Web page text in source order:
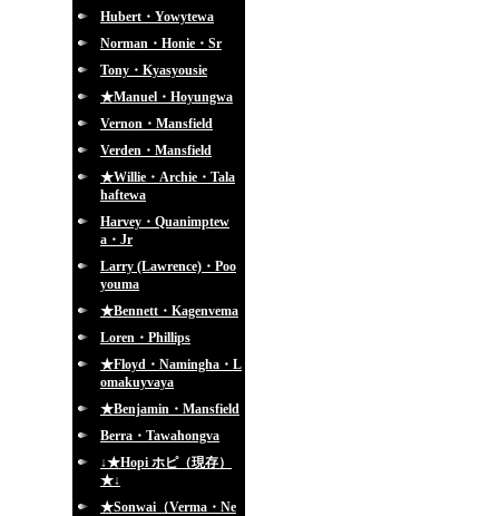
Hubert・Yowytewa
Norman・Honie・Sr
Tony・Kyasyousie
★Manuel・Hoyungwa
Vernon・Mansfield
Verden・Mansfield
★Willie・Archie・Tala
haftewa
Harvey・Quanimptew
a・Jr
Larry (Lawrence)・Poo
youma
★Bennett・Kagenvema
Loren・Phillips
★Floyd・Namingha・L
omakuyvaya
★Benjamin・Mansfield
Berra・Tawahongva
↓★Hopi ホピ（現存）
★↓
★Sonwai（Verma・Ne